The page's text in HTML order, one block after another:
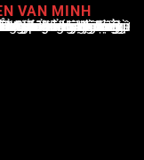
VAN MINH
Ông có kiến thức sâu rộng và kinh nghiệm đáng kể trong việc phân tích và báo cáo về các sự kiện thể thao hàng đầu. Sự hiểu biết sâu sắc của ông về ngành này đã giúp ông xây dựng uy tín và danh tiếng trong cộng đồng báo chí thể thao.